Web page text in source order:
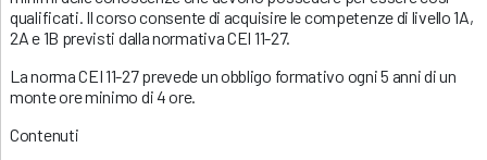
qualificati. Il corso consente di acquisire le competenze di livello 1A,
2A e 1B previsti dalla normativa CEI 11-27.
La norma CEI 11-27 prevede un obbligo formativo ogni 5 anni di un
monte ore minimo di 4 ore.
Contenuti